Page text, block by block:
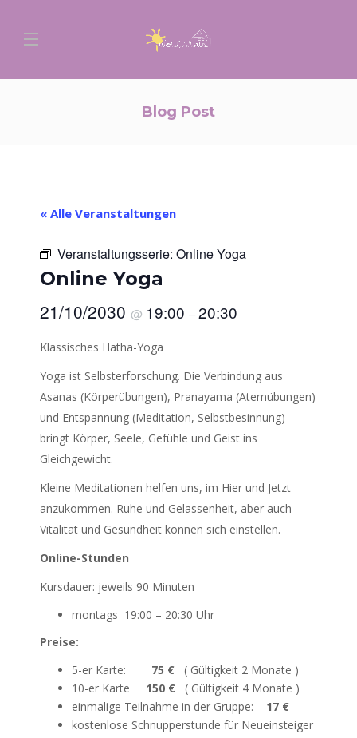
Blog Post
« Alle Veranstaltungen
Veranstaltungsserie: Online Yoga
Online Yoga
21/10/2030 @ 19:00 –20:30
Klassisches Hatha-Yoga
Yoga ist Selbsterforschung. Die Verbindung aus
Asanas (Körperübungen), Pranayama (Atemübungen)
und Entspannung (Meditation, Selbstbesinnung)
bringt Körper, Seele, Gefühle und Geist ins
Gleichgewicht.
Kleine Meditationen helfen uns, im Hier und Jetzt
anzukommen. Ruhe und Gelassenheit, aber auch
Vitalität und Gesundheit können sich einstellen.
Online-Stunden
Kursdauer: jeweils 90 Minuten
montags 19:00 – 20:30 Uhr
Preise:
5-er Karte:
75 € ( Gültigkeit 2 Monate )
10-er Karte 150 € ( Gültigkeit 4 Monate )
einmalige Teilnahme in der Gruppe: 17 €
kostenlose Schnupperstunde für Neueinsteiger